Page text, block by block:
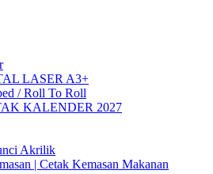
LASER A3+
/ Roll To Roll
KALENDER 2027
Akrilik
| Cetak Kemasan Makanan